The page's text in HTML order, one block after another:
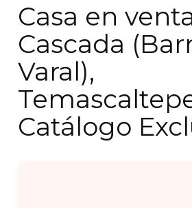
Casa en
Cascada
Varal),
Catálogo